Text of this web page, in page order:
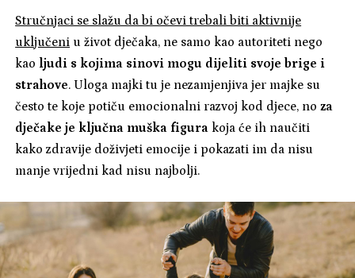
Stručnjaci se slažu da bi očevi trebali biti aktivnije
uključeni u život dječaka, ne samo kao autoriteti nego
kao ljudi s kojima sinovi mogu dijeliti svoje brige i
strahove. Uloga majki tu je nezamjenjiva jer majke su
često te koje potiču emocionalni razvoj kod djece, noza
dječake je ključna muška figura koja će ih naučiti
kako zdravije doživjeti emocije i pokazati im da nisu
manje vrijedni kad nisu najbolji.